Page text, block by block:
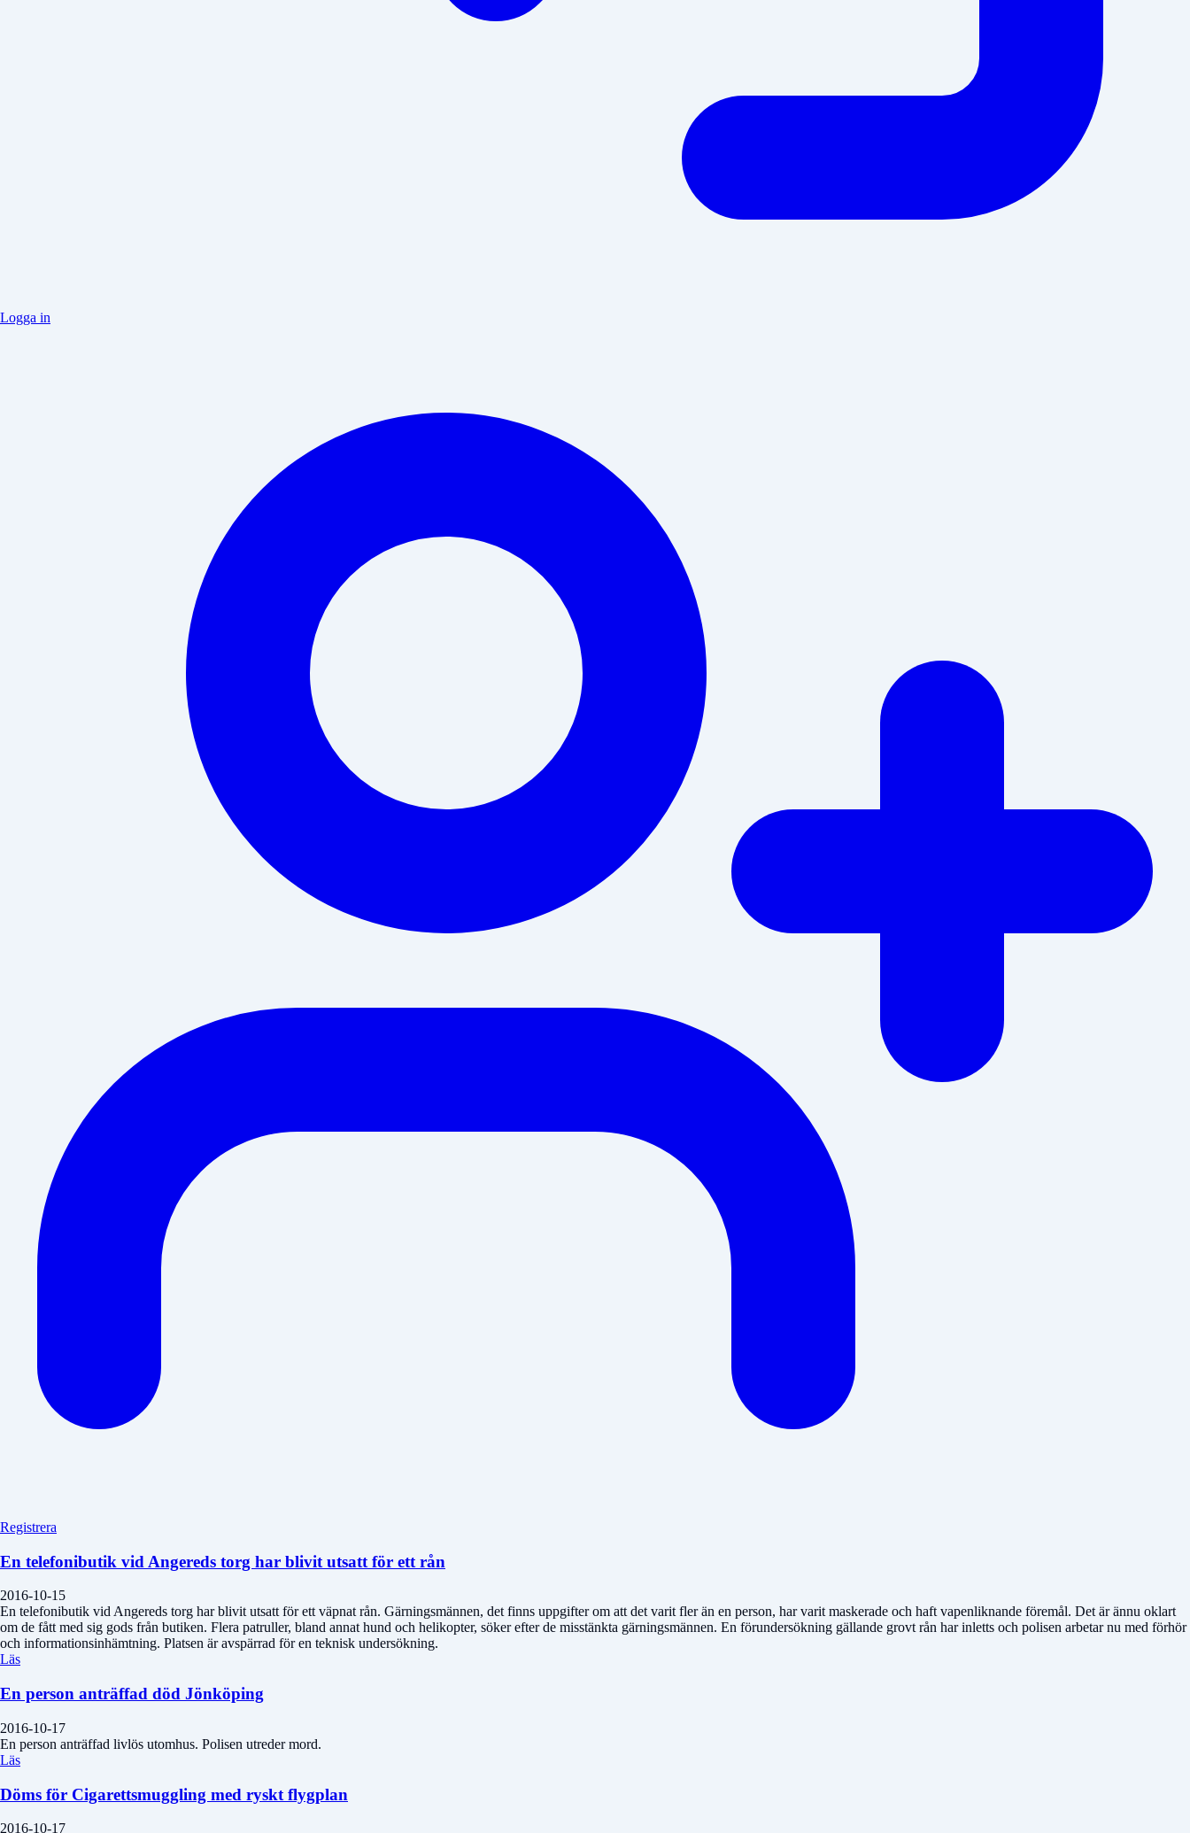
Logga in
Registrera
En telefonibutik vid Angereds torg har blivit utsatt för ett rån
2016-10-15
En telefonibutik vid Angereds torg har blivit utsatt för ett väpnat rån. Gärningsmännen, det finns uppgifter om att det varit fler än en person, har varit maskerade och haft vapenliknande föremål. Det är ännu oklart
om de fått med sig gods från butiken. Flera patruller, bland annat hund och helikopter, söker efter de misstänkta gärningsmännen. En förundersökning gällande grovt rån har inletts och polisen arbetar nu med förhör
och informationsinhämtning. Platsen är avspärrad för en teknisk undersökning.
Läs
En person anträffad död Jönköping
2016-10-17
En person anträffad livlös utomhus. Polisen utreder mord.
Läs
Döms för Cigarettsmuggling med ryskt flygplan
2016-10-17